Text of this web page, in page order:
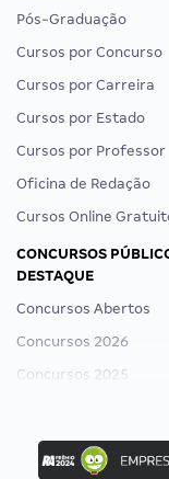
Pós-Graduação
Cursos por Concurso
Cursos por Carreira
Cursos por Estado
Cursos por Professor
Oficina de Redação
Cursos Online
CONCURSOS
DESTAQUE
Concursos Abertos
Concursos 2026
Concursos 2025
Concurso Ibama
Concurso MPU